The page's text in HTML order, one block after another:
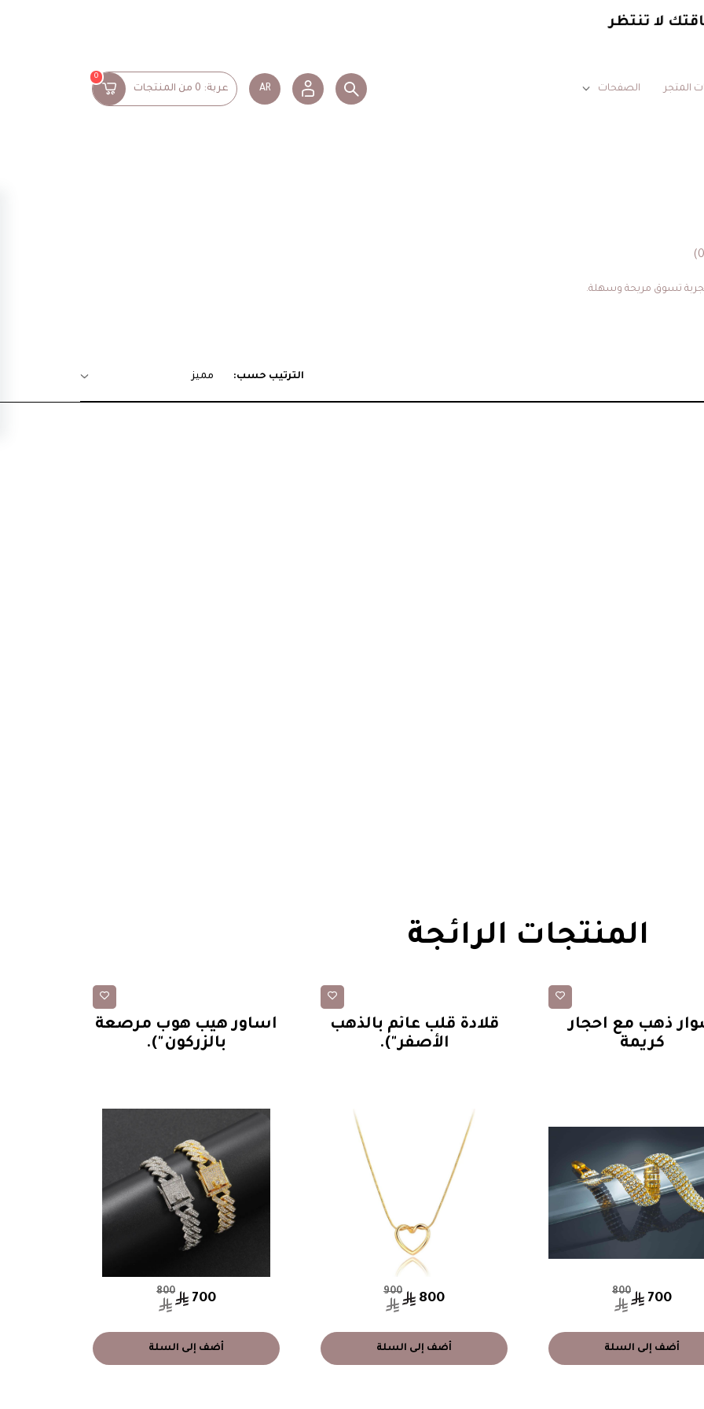
لا تنتظر
المتجر الصفحات AR عربة: 0 من المنتجات
0
تجربة تسوق مريحة وسهلة.
الترتيب حسب: مميز
المنتجات الرائجة
ذهب مع أحجار
كريمة
700
800
أضف إلى السلة
قلادة قلب عائم بالذهب
الأصفر").
800
900
أضف إلى السلة
أساور هيب هوب مرصعة
بالزركون").
700
800
أضف إلى السلة